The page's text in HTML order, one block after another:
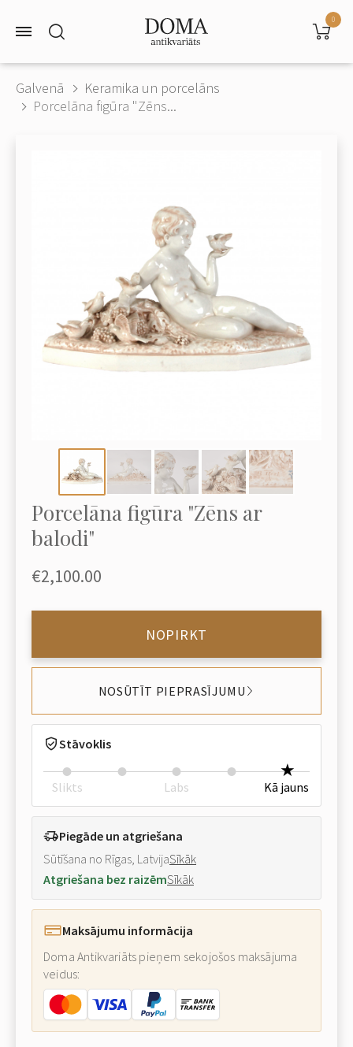
0
Galvenā
Keramika un porcelāns
Porcelāna figūra "Zēns...
Porcelāna figūra "Zēns ar
balodi"
€2,100.00
NOPIRKT
NOSŪTĪT PIEPRASĪJUMU
Stāvoklis
Slikts Labs Kā jauns
Piegāde un atgriešana
Sūtīšana no Rīgas, LatvijaSīkāk
Atgriešana bez raizēmSīkāk
Maksājumu informācija
Doma Antikvariāts pieņem sekojošos maksājuma
veidus: